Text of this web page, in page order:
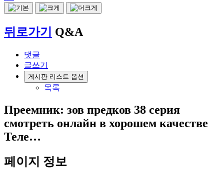
뒤로가기 Q&A
댓글
글쓰기
게시판 리스트 옵션
목록
Преемник: зов предков 38 серия
смотреть онлайн в хорошем качестве
Теле…
페이지 정보